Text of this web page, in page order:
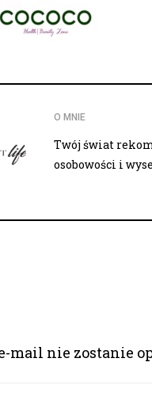
O MNIE
Twój świat
osobowości i
mail nie zostanie